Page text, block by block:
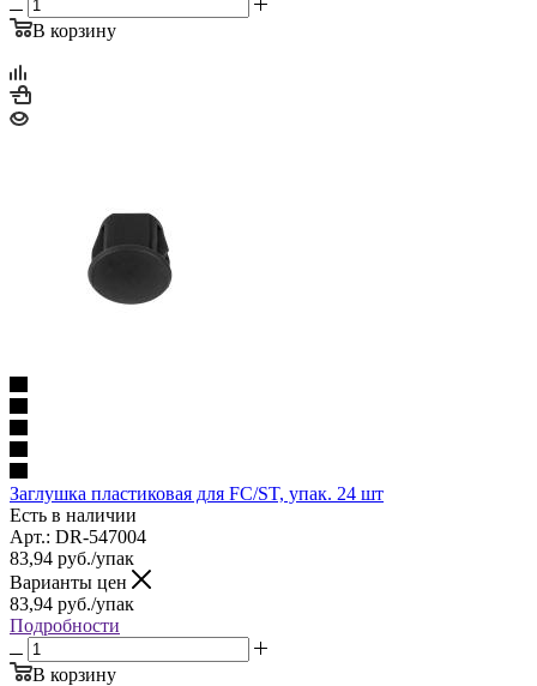
В корзину
Заглушка пластиковая для FC/ST, упак. 24 шт
Есть в наличии
Арт.: DR-547004
83,94 руб./упак
Варианты цен
83,94 руб./упак
Подробности
В корзину